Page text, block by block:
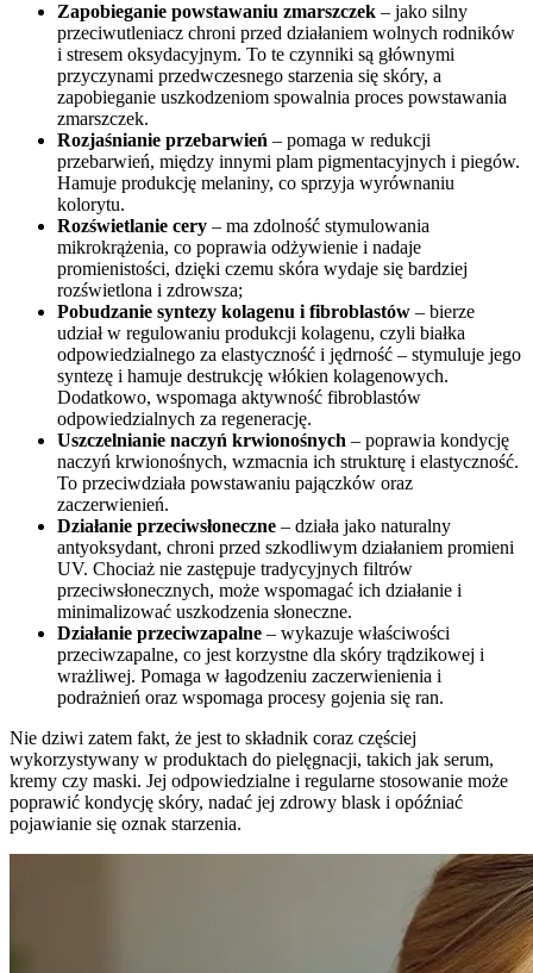
Zapobieganie powstawaniu zmarszczek – jako silny
przeciwutleniacz chroni przed działaniem wolnych rodników
i stresem oksydacyjnym. To te czynniki są głównymi
przyczynami przedwczesnego starzenia się skóry, a
zapobieganie uszkodzeniom spowalnia proces powstawania
zmarszczek.
Rozjaśnianie przebarwień – pomaga w redukcji
przebarwień, między innymi plam pigmentacyjnych i piegów.
Hamuje produkcję melaniny, co sprzyja wyrównaniu
kolorytu.
Rozświetlanie cery – ma zdolność stymulowania
mikrokrążenia, co poprawia odżywienie i nadaje
promienistości, dzięki czemu skóra wydaje się bardziej
rozświetlona i zdrowsza;
Pobudzanie syntezy kolagenu i fibroblastów – bierze
udział w regulowaniu produkcji kolagenu, czyli białka
odpowiedzialnego za elastyczność i jędrność – stymuluje jego
syntezę i hamuje destrukcję włókien kolagenowych.
Dodatkowo, wspomaga aktywność fibroblastów
odpowiedzialnych za regenerację.
Uszczelnianie naczyń krwionośnych – poprawia kondycję
naczyń krwionośnych, wzmacnia ich strukturę i elastyczność.
To przeciwdziała powstawaniu pajączków oraz
zaczerwienień.
Działanie przeciwsłoneczne – działa jako naturalny
antyoksydant, chroni przed szkodliwym działaniem promieni
UV. Chociaż nie zastępuje tradycyjnych filtrów
przeciwsłonecznych, może wspomagać ich działanie i
minimalizować uszkodzenia słoneczne.
Działanie przeciwzapalne – wykazuje właściwości
przeciwzapalne, co jest korzystne dla skóry trądzikowej i
wrażliwej. Pomaga w łagodzeniu zaczerwienienia i
podrażnień oraz wspomaga procesy gojenia się ran.
Nie dziwi zatem fakt, że jest to składnik coraz częściej
wykorzystywany w produktach do pielęgnacji, takich jak serum,
kremy czy maski. Jej odpowiedzialne i regularne stosowanie może
poprawić kondycję skóry, nadać jej zdrowy blask i opóźniać
pojawianie się oznak starzenia.